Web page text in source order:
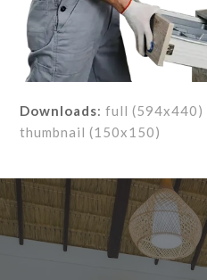
Downloads:full (594x440)
thumbnail (150x150)